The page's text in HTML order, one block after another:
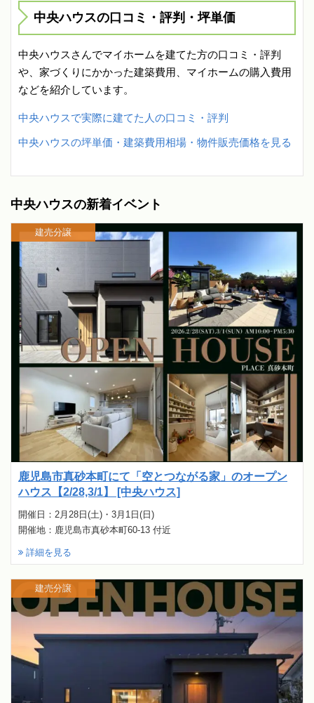
中央ハウスの口コミ・評判・坪単価
中央ハウスさんでマイホームを建てた方の口コミ・評判
や、家づくりにかかった建築費用、マイホームの購入費用
などを紹介しています。
中央ハウスで実際に建てた人の口コミ・評判
中央ハウスの坪単価・建築費用相場・物件販売価格を見る
中央ハウスの新着イベント
鹿児島市真砂本町にて「空とつながる家」のオープン
ハウス【2/28,3/1】 [中央ハウス]
開催日：2月28日(土)・3月1日(日)
開催地：鹿児島市真砂本町60-13 付近
詳細を見る
建売分譲
建売分譲